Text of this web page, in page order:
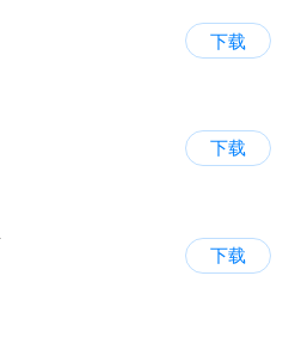
下载
下载
下载